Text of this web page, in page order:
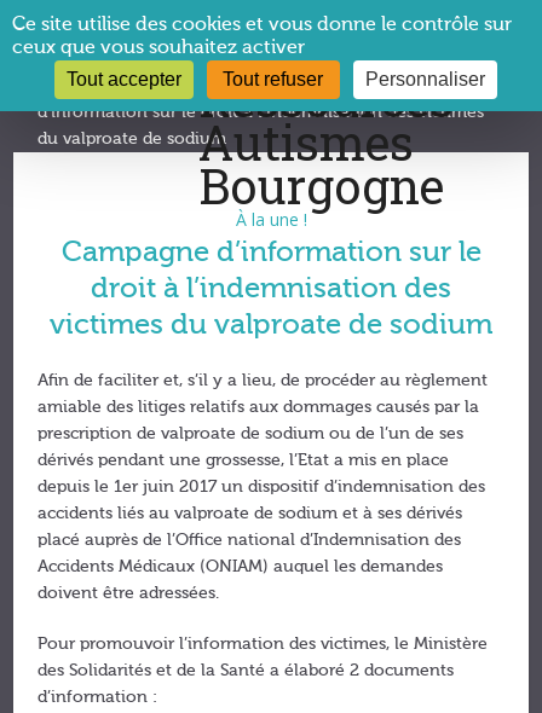
Vous êtes ici :CRA Bourgogne→À la une !→Campagne
d’information sur le droit à l’indemnisation des victimes
du valproate de sodium
À la une !
Campagne d’information sur le
droit à l’indemnisation des
victimes du valproate de sodium
Afin de faciliter et, s’il y a lieu, de procéder au règlement
amiable des litiges relatifs aux dommages causés par la
prescription de valproate de sodium ou de l’un de ses
dérivés pendant une grossesse, l’Etat a mis en place
depuis le 1er juin 2017 un dispositif d’indemnisation des
accidents liés au valproate de sodium et à ses dérivés
placé auprès de l’Office national d’Indemnisation des
Accidents Médicaux (ONIAM) auquel les demandes
doivent être adressées.
Pour promouvoir l’information des victimes, le Ministère
des Solidarités et de la Santé a élaboré 2 documents
d’information :
Panneau de gestion des cookies
Ce site utilise des cookies et vous donne le contrôle sur
ceux que vous souhaitez activer
Tout accepter Tout refuser Personnaliser